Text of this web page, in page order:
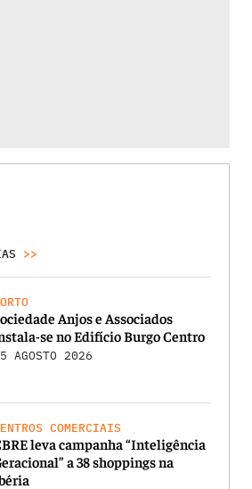
>>
Anjos e Associados
se no Edifício Burgo Centro
AGOSTO 2026
COMERCIAIS
leva campanha “Inteligência
a 38 shoppings na